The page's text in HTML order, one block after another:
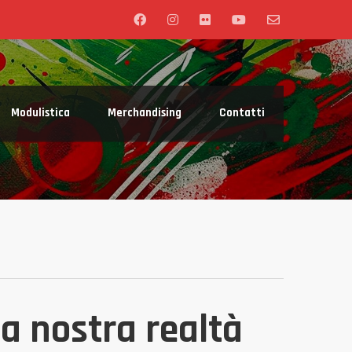
Modulistica Merchandising Contatti
nostra realtà